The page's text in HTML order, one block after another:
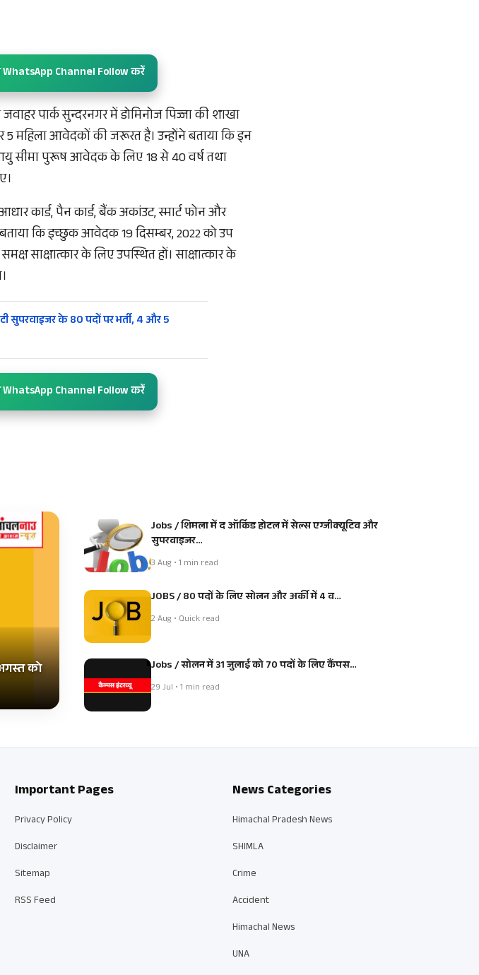
Channel Follow करें
पार्क सुन्दरनगर में डोमिनोज पिज्जा की शाखा
5 महिला आवेदकों की जरूरत है। उन्होंने बताया कि इन
सीमा पुरूष आवेदक के लिए 18 से 40 वर्ष तथा
कार्ड, पैन कार्ड, बैंक अकांउट, स्मार्ट फोन और
कि इच्छुक आवेदक 19 दिसम्बर, 2022 को उप
साक्षात्कार के लिए उपस्थित हों। साक्षात्कार के
सुपरवाइजर के 80 पदों पर भर्ती, 4 और 5
Channel Follow करें
को
Jobs / शिमला में द ऑर्किड होटल में सेल्स एग्जीक्यूटिव और
सुपरवाइजर…
3 Aug • 1 min read
JOBS / 80 पदों के लिए सोलन और अर्की में 4 व…
2 Aug • Quick read
Jobs / सोलन में 31 जुलाई को 70 पदों के लिए कैंपस…
29 Jul • 1 min read
Important Pages
Privacy Policy
Disclaimer
Sitemap
RSS Feed
News Categories
Himachal Pradesh News
SHIMLA
Crime
Accident
Himachal News
UNA